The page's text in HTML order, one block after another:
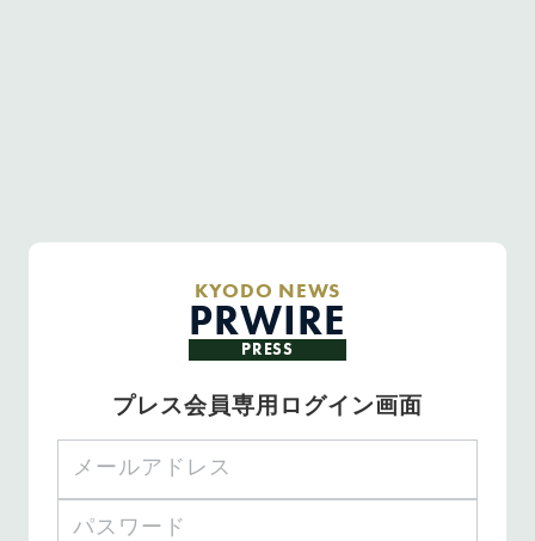
KYODO NEWS
PRWIRE
PRESS
プレス会員専用ログイン画面